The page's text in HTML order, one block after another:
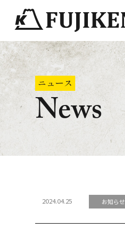
ニュース
News
2024.04.25 お知らせ